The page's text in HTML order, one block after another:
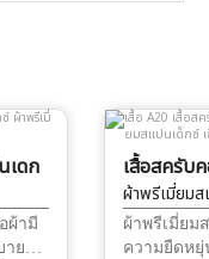
เดก
ผ้ามี
าย
เสื้อสครับ
ซ์
ผ้าพรีเมี่ยม
ผ้าพรีเมี่ยม
ความยืดหยุ่